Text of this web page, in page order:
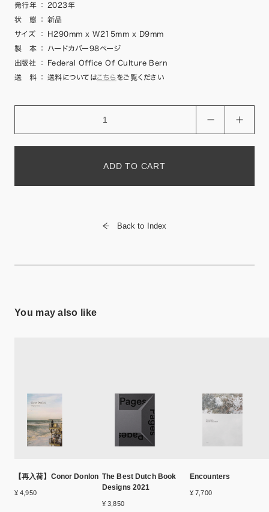
発行年 ：
2023年
状 態
：
新品
サイズ
：
H290mm x W215mm x D9mm
製 本
：
ハードカバー98ページ
出版社
：
Federal Office Of Culture Bern
送 料
： 送料についてはこちら をご覧ください
ADD TO CART
Back to Index
You may also like
【再入荷】Conor Donlon
¥ 4,950
The Best Dutch Book
Designs 2021
¥ 3,850
Encounters
¥ 7,700